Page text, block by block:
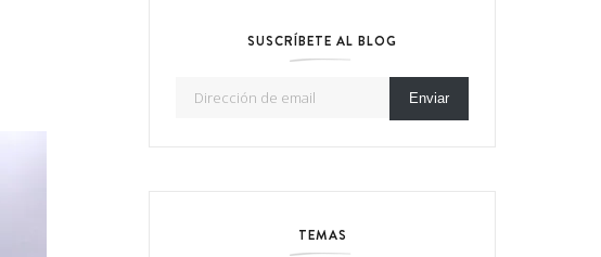
SUSCRÍBETE AL BLOG
Enviar
TEMAS